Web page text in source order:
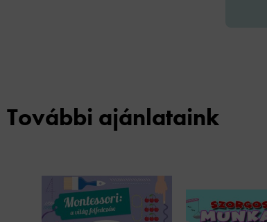
További ajánlataink